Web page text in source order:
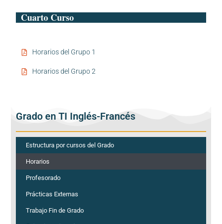
Cuarto Curso
Horarios del Grupo 1
Horarios del Grupo 2
Grado en TI Inglés-Francés
Estructura por cursos del Grado
Horarios
Profesorado
Prácticas Externas
Trabajo Fin de Grado